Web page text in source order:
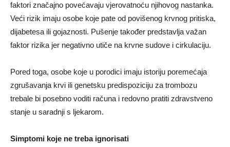
faktori značajno povećavaju vjerovatnoću njihovog nastanka.
Veći rizik imaju osobe koje pate od povišenog krvnog pritiska,
dijabetesa ili gojaznosti. Pušenje također predstavlja važan
faktor rizika jer negativno utiče na krvne sudove i cirkulaciju.
Pored toga, osobe koje u porodici imaju istoriju poremećaja
zgrušavanja krvi ili genetsku predispoziciju za trombozu
trebale bi posebno voditi računa i redovno pratiti zdravstveno
stanje u saradnji s ljekarom.
Simptomi koje ne treba ignorisati